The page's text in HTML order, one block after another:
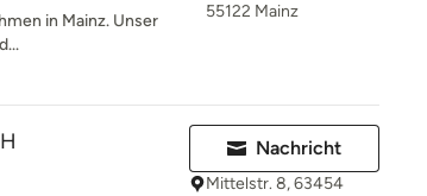
in Mainz. Unser
55122 Mainz
Sternen
Nachricht
Mittelstr. 8, 63454